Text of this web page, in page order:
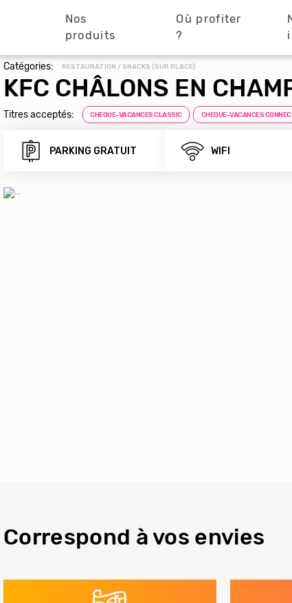
principale
Nos
produits
Où profiter
?
Catégories: RESTAURATION / SNACKS (SUR PLACE)
KFC CHÂLONS EN
Titres acceptés: CHEQUE-VACANCES CLASSIC CHEQUE-VACANCES
PARKING GRATUIT WIFI
Correspond à vos envies